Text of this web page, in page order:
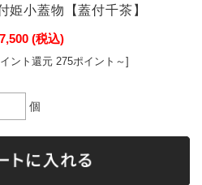
小蓋物【蓋付千茶】
(税込)
ント還元 275ポイント～]
個